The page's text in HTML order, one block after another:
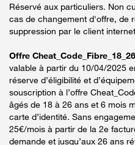
Réservé aux particuliers. Non
cas de changement d'offre, de
suppression par le client
Offre
valable à partir du 10/04/2025
réserve d’éligibilité et
souscription à l’offre
âgés de 18 à 26 ans et 6 mois
carte d’identité. Sans
25€/mois à partir de la 2e
demande et jusqu’aux 26 ans